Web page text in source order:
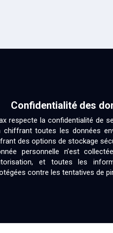
Confidentialité des
respecte la confidentialité de
chiffrant toutes les données
des options de stockage
personnelle n’est
et toutes les
contre les tentatives de